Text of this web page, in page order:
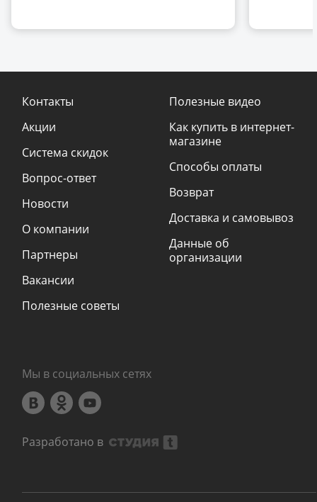
Контакты
Акции
Система скидок
Вопрос-ответ
Новости
О компании
Партнеры
Вакансии
Полезные советы
Полезные видео
Как купить в интернет-
магазине
Способы оплаты
Возврат
Доставка и самовывоз
Данные об
организации
Мы в социальных сетях
Разработано в